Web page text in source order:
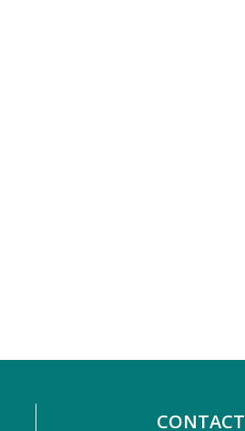
CONTACT